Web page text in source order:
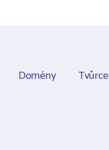
Domény Tvůrce